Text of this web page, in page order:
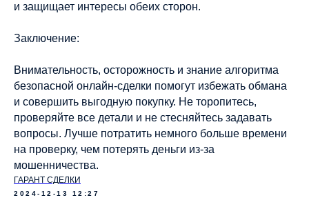
и защищает интересы обеих сторон.
Заключение:
Внимательность, осторожность и знание алгоритма
безопасной онлайн-сделки помогут избежать обмана
и совершить выгодную покупку. Не торопитесь,
проверяйте все детали и не стесняйтесь задавать
вопросы. Лучше потратить немного больше времени
на проверку, чем потерять деньги из-за
мошенничества.
ГАРАНТ СДЕЛКИ
2024-12-13 12:27